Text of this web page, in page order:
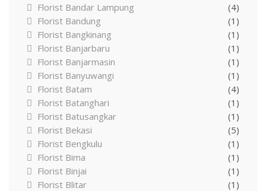
Florist Bandar Lampung
(4)
Florist Bandung
(1)
Florist Bangkinang
(1)
Florist Banjarbaru
(1)
Florist Banjarmasin
(1)
Florist Banyuwangi
(1)
Florist Batam
(4)
Florist Batanghari
(1)
Florist Batusangkar
(1)
Florist Bekasi
(5)
Florist Bengkulu
(1)
Florist Bima
(1)
Florist Binjai
(1)
Florist Blitar
(1)